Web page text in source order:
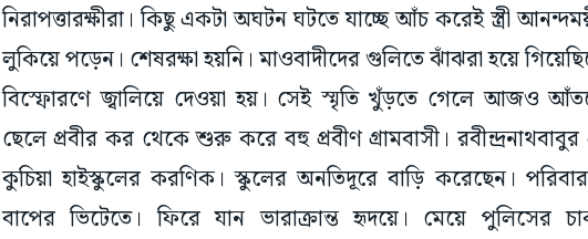
নিরাপত্তারক্ষীরা। কিছু একটা অঘটন ঘটতে যাচ্ছে আঁচ করেই স্ত্রী
লুকিয়ে পড়েন। শেষরক্ষা হয়নি। মাওবাদীদের গুলিতে ঝাঁঝরা হয়ে
বিস্ফোরণে জ্বালিয়ে দেওয়া হয়। সেই স্মৃতি খুঁড়তে গেলে আজও
ছেলে প্রবীর কর থেকে শুরু করে বহু প্রবীণ গ্রামবাসী।
কুচিয়া হাইস্কুলের করণিক। স্কুলের অনতিদূরে বাড়ি করেছেন।
বাপের ভিটেতে। ফিরে যান ভারাক্রান্ত হৃদয়ে। মেয়ে পুলিসের